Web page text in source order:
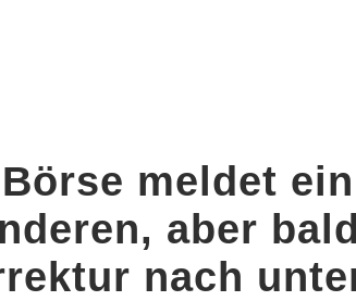
meldet
aber
nach